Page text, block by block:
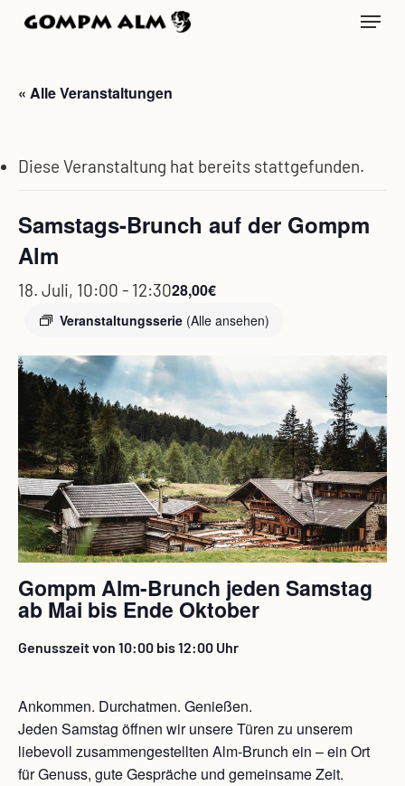
Skip
content
Menu
« Alle Veranstaltungen
Diese Veranstaltung hat bereits stattgefunden.
Samstags-Brunch auf der Gompm
Alm
18. Juli, 10:00 - 12:30
Veranstaltungsserie (Alle ansehen)
28,00€
Gompm Alm-Brunch jeden Samstag
ab Mai bis Ende Oktober
Genusszeit von 10:00 bis 12:00 Uhr
Ankommen. Durchatmen. Genießen.
Jeden Samstag öffnen wir unsere Türen zu unserem
liebevoll zusammengestellten Alm-Brunch ein – ein Ort
für Genuss, gute Gespräche und gemeinsame Zeit.